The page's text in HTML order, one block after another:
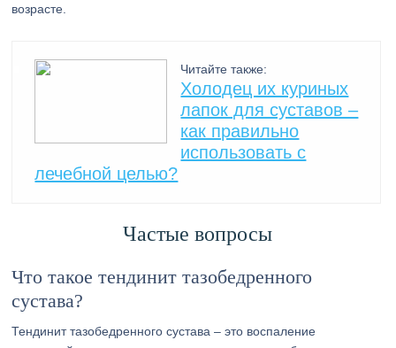
возрасте.
Читайте также:
Холодец их куриных
лапок для суставов –
как правильно
использовать с
лечебной целью?
Частые вопросы
Что такое тендинит тазобедренного
сустава?
Тендинит тазобедренного сустава – это воспаление